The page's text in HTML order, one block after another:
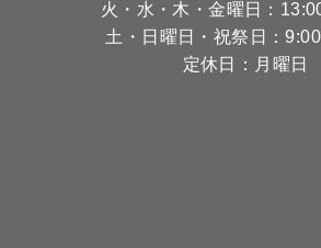
火・水・木・金曜日：
土・日曜日・祝祭日：
定休日：月曜日